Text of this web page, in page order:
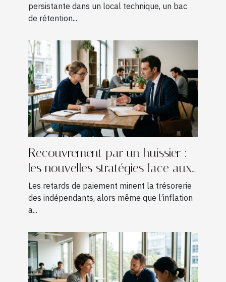
persistante dans un local technique, un bac
de rétention...
Recouvrement par un huissier :
les nouvelles stratégies face aux
retards de paiement chez les
freelances
Les retards de paiement minent la trésorerie
des indépendants, alors même que l’inflation
a...